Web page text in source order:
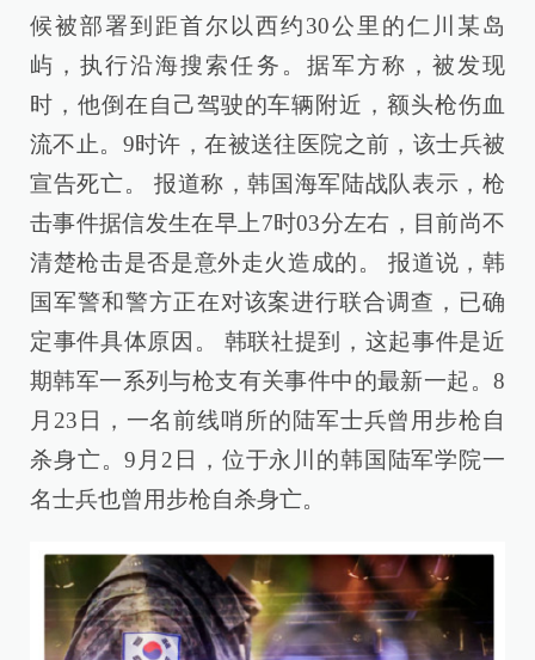
候被部署到距首尔以西约30公里的仁川某岛
屿，执行沿海搜索任务。据军方称，被发现
时，他倒在自己驾驶的车辆附近，额头枪伤血
流不止。9时许，在被送往医院之前，该士兵被
宣告死亡。 报道称，韩国海军陆战队表示，枪
击事件据信发生在早上7时03分左右，目前尚不
清楚枪击是否是意外走火造成的。 报道说，韩
国军警和警方正在对该案进行联合调查，已确
定事件具体原因。 韩联社提到，这起事件是近
期韩军一系列与枪支有关事件中的最新一起。8
月23日，一名前线哨所的陆军士兵曾用步枪自
杀身亡。9月2日，位于永川的韩国陆军学院一
名士兵也曾用步枪自杀身亡。